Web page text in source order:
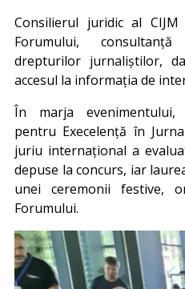
Consilierul juridic al
Forumului,
drepturilor jurnaliștilor,
accesul la informația de
În marja
pentru Execelență în
juriu internațional a
depuse la concurs, iar
unei ceremonii festive,
Forumului.